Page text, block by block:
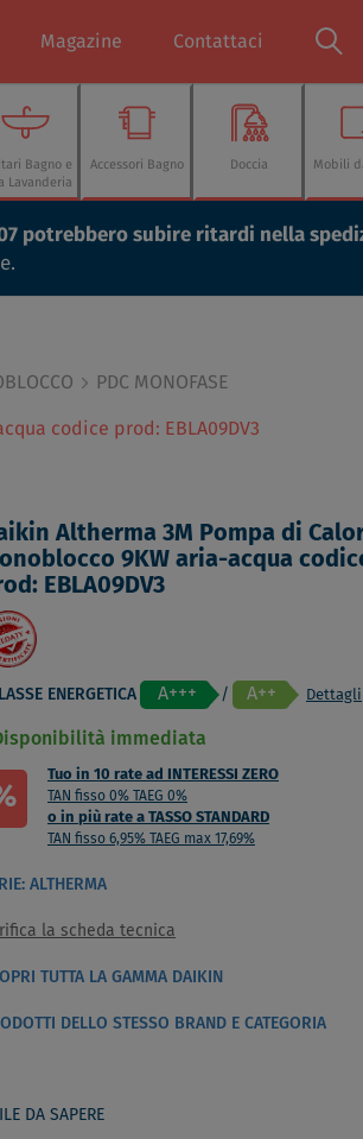
Magazine Contattaci
Bagno e
Lavanderia
Accessori Bagno Doccia Mobili
potrebbero subire ritardi nella
PDC MONOFASE
codice prod: EBLA09DV3
Altherma 3M Pompa di
9KW aria-acqua
EBLA09DV3
ENERGETICA A+++ / A++ Dettagli
immediata
Tuo in 10 rate ad INTERESSI ZERO
TAN fisso 0% TAEG 0%
o in più rate a TASSO STANDARD
TAN fisso 6,95% TAEG max 17,69%
ALTHERMA
la scheda tecnica
TUTTA LA GAMMA DAIKIN
DELLO STESSO BRAND E CATEGORIA
DA SAPERE